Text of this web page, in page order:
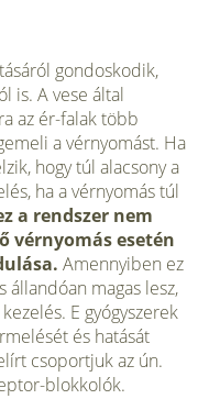
gondoskodik,
is. A vese által
az ér-falak több
a vérnyomást. Ha
hogy túl alacsony a
ha a vérnyomás túl
a rendszer nem
vérnyomás esetén
Amennyiben ez
állandóan magas lesz,
E gyógyszerek
és hatását
csoportjuk az ún.
blokkolók.